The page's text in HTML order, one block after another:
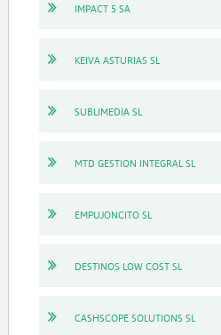
IMPACT 5 SA
KEIVA ASTURIAS SL
SUBLIMEDIA SL
MTD GESTION INTEGRAL SL
EMPUJONCITO SL
DESTINOS LOW COST SL
CASHSCOPE SOLUTIONS SL